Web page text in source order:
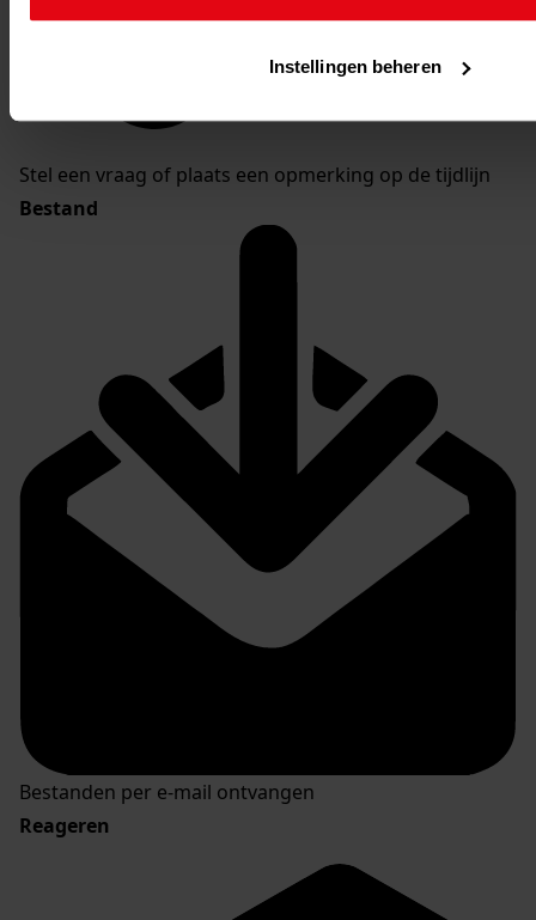
Instellingen beheren
Stel een vraag of plaats een opmerking op de tijdlijn
Bestand
Bestanden per e-mail ontvangen
Reageren